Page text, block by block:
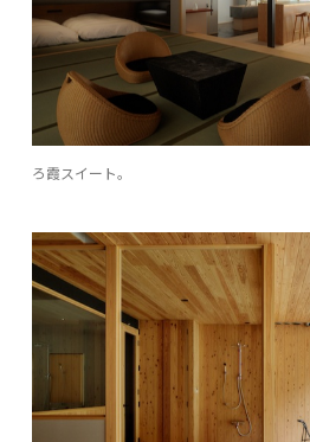
ろ霞スイート。